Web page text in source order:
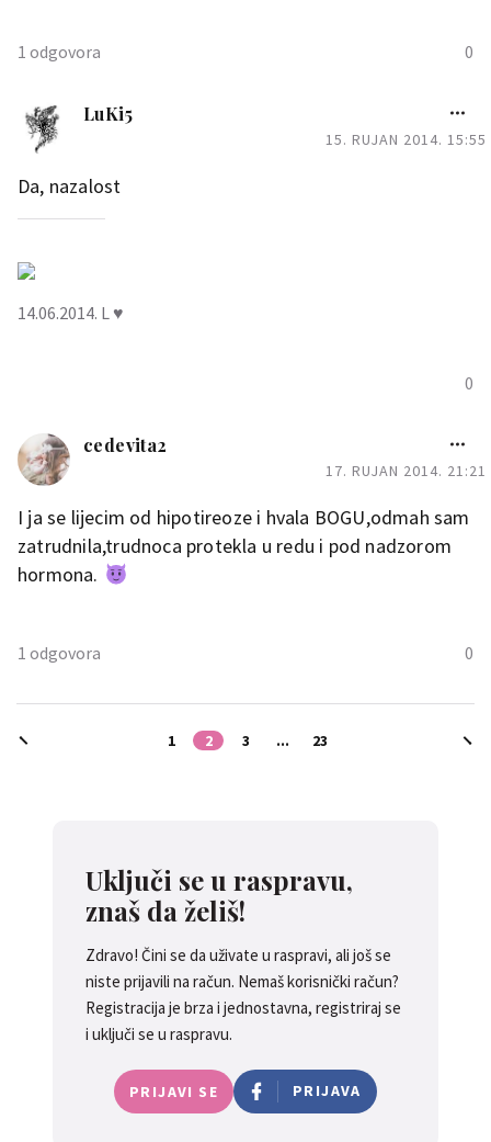
Kako god da pogledas ,uvik
je jadan pacijent.
1 odgovora 0
LuKi5
15. RUJAN 2014. 15:55
Da, nazalost
0
14.06.2014. L ♥
cedevita2
17. RUJAN 2014. 21:21
I ja se lijecim od hipotireoze i hvala BOGU,odmah sam
zatrudnila,trudnoca protekla u redu i pod nadzorom
hormona.
cedevita ,Bogu hvala da ti je
hipertireozu.
1 odgovora 0
1 2 3 ... 23
Uključi se u raspravu,
znaš da želiš!
Zdravo! Čini se da uživate u raspravi, ali još se
niste prijavili na račun. Nemaš korisnički račun?
Registracija je brza i jednostavna, registriraj se
i uključi se u raspravu.
PRIJAVI SE PRIJAVA